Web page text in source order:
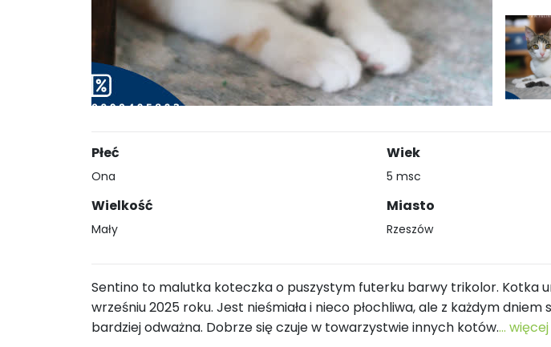
Płeć
Ona
Wielkość
Mały
Wiek
5 msc
Miasto
Rzeszów
Sentino to malutka koteczka o puszystym futerku barwy trikolor. Kotka
wrześniu 2025 roku. Jest nieśmiała i nieco płochliwa, ale z każdym dniem
bardziej odważna. Dobrze się czuje w towarzystwie innych kotów.... więcej